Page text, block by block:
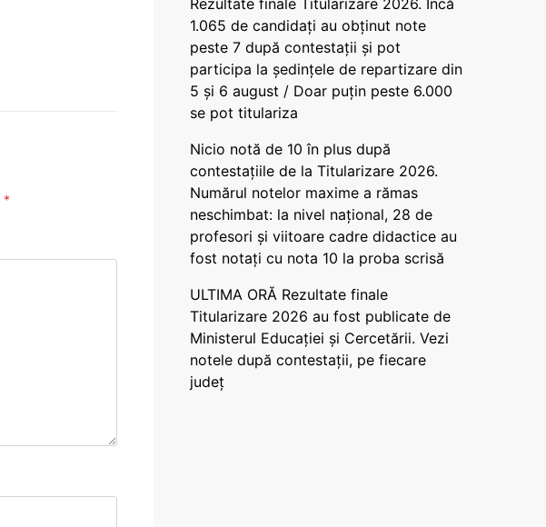
*
Rezultate finale Titularizare 2026. Încă
1.065 de candidați au obținut note
peste 7 după contestații și pot
participa la ședințele de repartizare din
5 și 6 august / Doar puțin peste 6.000
se pot titulariza
Nicio notă de 10 în plus după
contestațiile de la Titularizare 2026.
Numărul notelor maxime a rămas
neschimbat: la nivel național, 28 de
profesori și viitoare cadre didactice au
fost notați cu nota 10 la proba scrisă
ULTIMA ORĂ Rezultate finale
Titularizare 2026 au fost publicate de
Ministerul Educației și Cercetării. Vezi
notele după contestații, pe fiecare
județ